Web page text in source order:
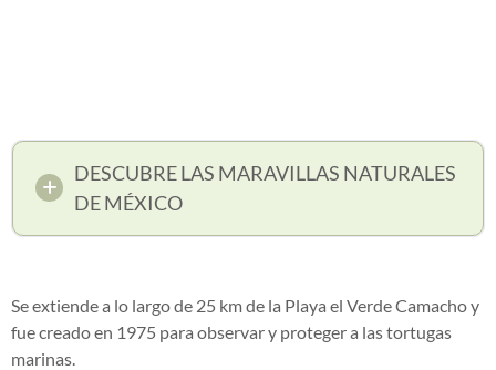
DESCUBRE LAS MARAVILLAS NATURALES
DE MÉXICO
Se extiende a lo largo de 25 km de la Playa el Verde Camacho y
fue creado en 1975 para observar y proteger a las tortugas
marinas.